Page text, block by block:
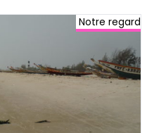
Notre regard